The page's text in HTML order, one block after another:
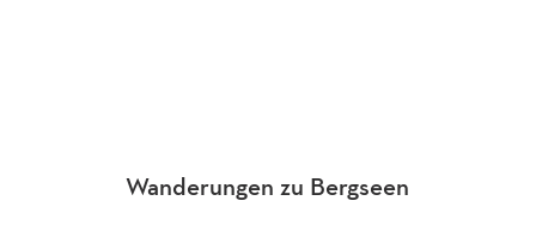
Wanderungen zu Bergseen